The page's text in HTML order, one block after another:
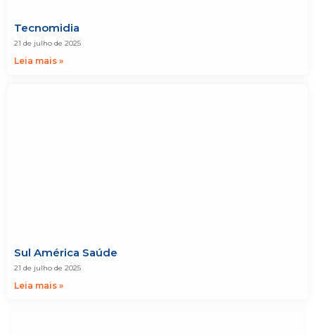
Tecnomidia
21 de julho de 2025
Leia mais »
Sul América Saúde
21 de julho de 2025
Leia mais »